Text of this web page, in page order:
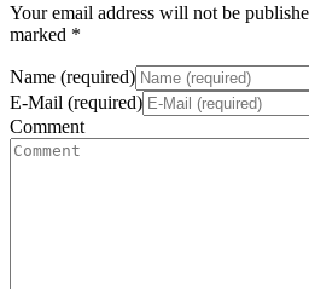
Your email address will not be
marked *
Name (required)
E-Mail (required)
Comment